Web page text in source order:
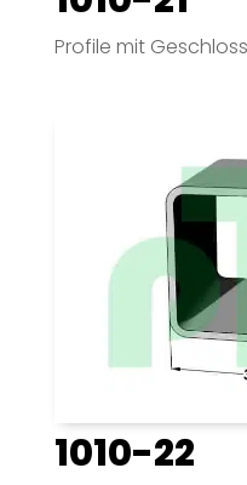
Profile mit
1010-22